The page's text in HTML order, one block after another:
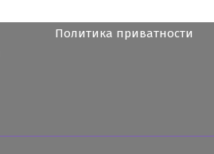
Политика приватности